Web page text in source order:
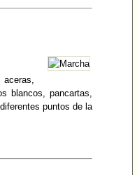
blancos, pancartas,
puntos de la